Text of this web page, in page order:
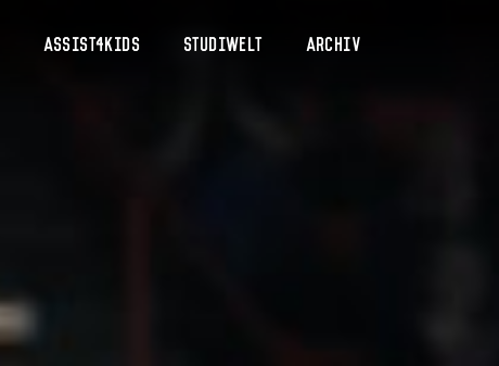
Assist4Kids Studiwelt Archiv